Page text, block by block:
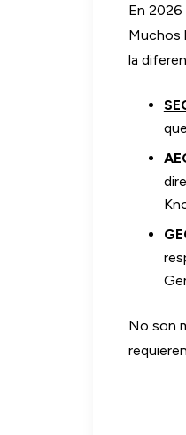
En 2026
Muchos
la
No son